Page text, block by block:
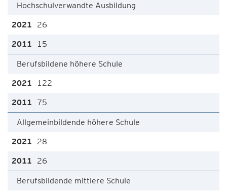
Hochschulverwandte Ausbildung
26
15
Berufsbildene höhere Schule
122
75
Allgemeinbildende höhere Schule
28
26
Berufsbildende mittlere Schule